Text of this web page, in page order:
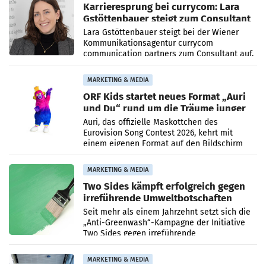
Karrieresprung bei currycom: Lara
Gstöttenbauer steigt zum Consultant
auf
Lara Gstöttenbauer steigt bei der Wiener
Kommunikationsagentur currycom
communication partners zum Consultant auf.
Die 27-jährige Beraterin betreut Kundinnen
und Kunden in den Bereichen
MARKETING & MEDIA
ORF Kids startet neues Format „Auri
und Du“ rund um die Träume junger
Menschen
Auri, das offizielle Maskottchen des
Eurovision Song Contest 2026, kehrt mit
einem eigenen Format auf den Bildschirm
zurück. In der neuen Sendung „Auri und Du“
bei ORF Kids steht
MARKETING & MEDIA
Two Sides kämpft erfolgreich gegen
irreführende Umweltbotschaften
beim Papiereinsatz
Seit mehr als einem Jahrzehnt setzt sich die
„Anti-Greenwash“-Kampagne der Initiative
Two Sides gegen irreführende
Umweltaussagen bei Papierkommunikation
und papierbasierten Verpackungen
MARKETING & MEDIA